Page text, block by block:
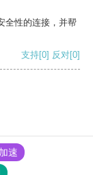
全性的连接，并帮
支持[0] 反对[0]
速